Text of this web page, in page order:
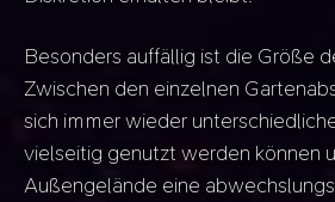
Besonders auffällig ist die Größe
Zwischen den einzelnen
sich immer wieder
vielseitig genutzt werden können
Außengelände eine